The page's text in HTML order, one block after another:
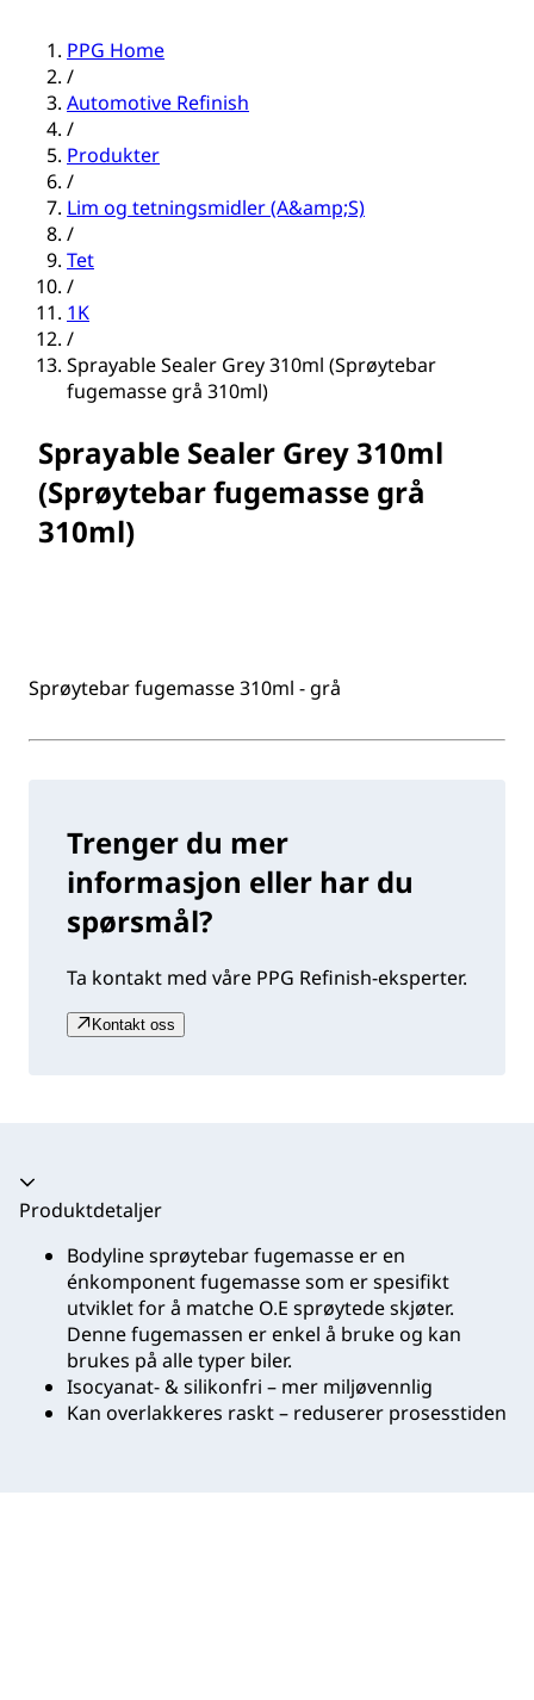
PPG Home
/
Automotive Refinish
/
Produkter
/
Lim og tetningsmidler (A&amp;S)
/
Tet
/
1K
/
Sprayable Sealer Grey 310ml (Sprøytebar
fugemasse grå 310ml)
Sprayable Sealer Grey 310ml
(Sprøytebar fugemasse grå
310ml)
Sprøytebar fugemasse 310ml - grå
Trenger du mer
informasjon eller har du
spørsmål?
Ta kontakt med våre PPG Refinish-eksperter.
Kontakt oss
Trekkspill kollapset
Produktdetaljer
Bodyline sprøytebar fugemasse er en
énkomponent fugemasse som er spesifikt
utviklet for å matche O.E sprøytede skjøter.
Denne fugemassen er enkel å bruke og kan
brukes på alle typer biler.
Isocyanat- & silikonfri – mer miljøvennlig
Kan overlakkeres raskt – reduserer prosesstiden